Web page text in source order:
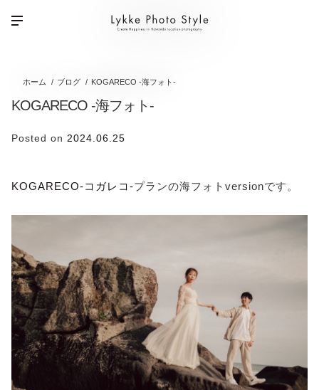
ホーム ブログ KOGARECO -海フォト-
KOGARECO -海フォト-
Posted on 2024.06.25
KOGARECO-コガレコ-プランの海フォトversionです。